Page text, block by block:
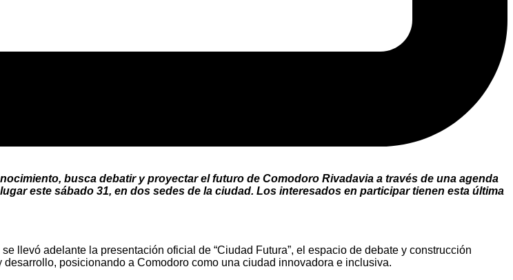
busca debatir y proyectar el futuro de Comodoro Rivadavia a través de una agenda
este sábado 31, en dos sedes de la ciudad. Los interesados en participar tienen esta última
llevó adelante la presentación oficial de “Ciudad Futura”, el espacio de debate y construcción
posicionando a Comodoro como una ciudad innovadora e inclusiva.